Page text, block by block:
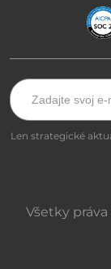
Len strategické
Všetky